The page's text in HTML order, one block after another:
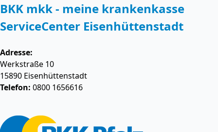
BKK mkk - meine krankenkasse
ServiceCenter Eisenhüttenstadt
Adresse:
Werkstraße 10
15890 Eisenhüttenstadt
Telefon: 0800 1656616